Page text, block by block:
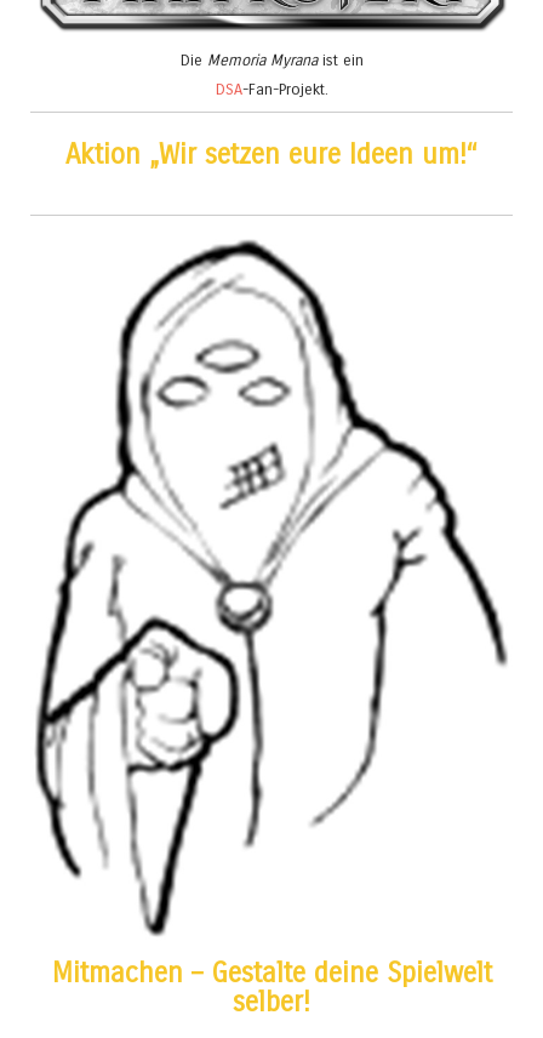
Die Memoria Myranaist ein
DSA-Fan-Projekt.
Aktion „Wir setzen eure Ideen um!“
Mitmachen – Gestalte deine Spielwelt
selber!